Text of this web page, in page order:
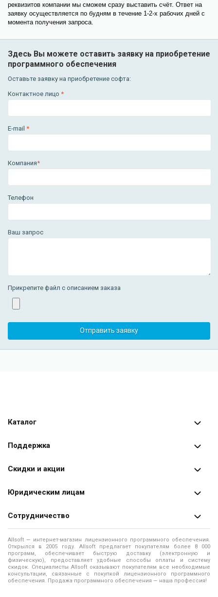
реквизитов компании мы сможем сразу выставить счёт. Ответ на
заявку осуществляется по будням в течение 1-2-х рабочих дней с
момента получения запроса.
Здесь Вы можете оставить заявку на приобретение
программного обеспечения
Оставьте заявку на приобретение софта:
Контактное лицо *
E-mail *
Компания*
Телефон
Ваш запрос
Прикрепите файл с описанием заказа
Каталог
Каталог программ
Поддержка
Оплата заказов
Доставка заказа
Помощь
Правила продажи
Политика использования файлов Cookie
Скидки и акции
Специальные предложения
Юридическим лицам
Продажа программ юридическим лицам
О лицензировании программного обеспечения
Программы для компьютера
Контакты
Сотрудничество
О магазине
Адреса и телефоны
Новости
Allsoft — интернет-магазин лицензионного программного обеспечения.
Открылся в 2005 году. Allsoft предлагает покупателям более 8 000
программ, обеспечивает быструю доставку (электронную и
физическую), предоставляет удобные способы оплаты и систему
скидок. Специалисты Allsoft оказывают покупателям все необходимые
консультации, связанные с покупкой лицензионного программного
обеспечения. Продажа программного обеспечения — наша профессия!